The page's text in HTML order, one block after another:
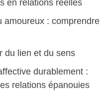
en relations réelles
amoureux : comprendre
du lien et du sens
durablement :
relations épanouies